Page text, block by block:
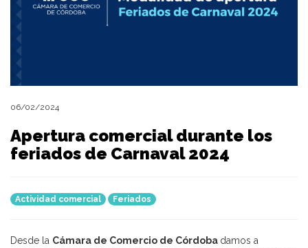
06/02/2024
Apertura comercial durante los
feriados de Carnaval 2024
Actividad comercial Feriados
Desde la Cámara de Comercio de Córdoba damos a